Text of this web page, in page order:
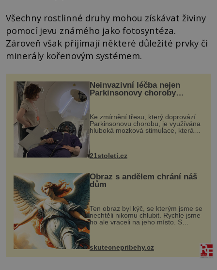
Všechny rostlinné druhy mohou získávat živiny
pomocí jevu známého jako fotosyntéza.
Zároveň však přijímají některé důležité prvky či
minerály kořenovým systémem.
Neinvazivní léčba nejen
Parkinsonovy choroby
Ke zmírnění třesu, který doprovází
Parkinsonovu chorobu, je využívána
hluboká mozková stimulace, která
však vyžaduje vysoce invazivní
k dostatečně přesnému zacílení ...
21stoleti.cz
Obraz s andělem chrání náš
dům
Ten obraz byl kýč, se kterým jsme se
nechtěli nikomu chlubit. Rychle jsme
ho ale vraceli na jeho místo. S
manželem Vaškem jsme si pořídili
chaloupku, takový domek na severu
Čech, kde jsme si naplánova...
skutecnepribehy.cz